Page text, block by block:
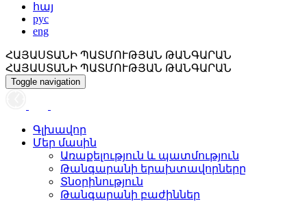
հայ
рус
eng
ՀԱՅԱՍՏԱՆԻ ՊԱՏՄՈՒԹՅԱՆ ԹԱՆԳԱՐԱՆ
ՀԱՅԱՍՏԱՆԻ ՊԱՏՄՈՒԹՅԱՆ ԹԱՆԳԱՐԱՆ
Toggle navigation
Գլխավոր
Մեր մասին
Առաքելություն և պատմություն
Թանգարանի երախտավորները
Տնօրինություն
Թանգարանի բաժիններ